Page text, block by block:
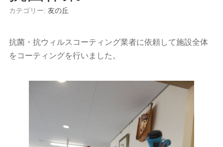
カテゴリー: 友の丘
抗菌・抗ウィルスコーティング業者に依頼して施設全体
をコーティングを行いました。